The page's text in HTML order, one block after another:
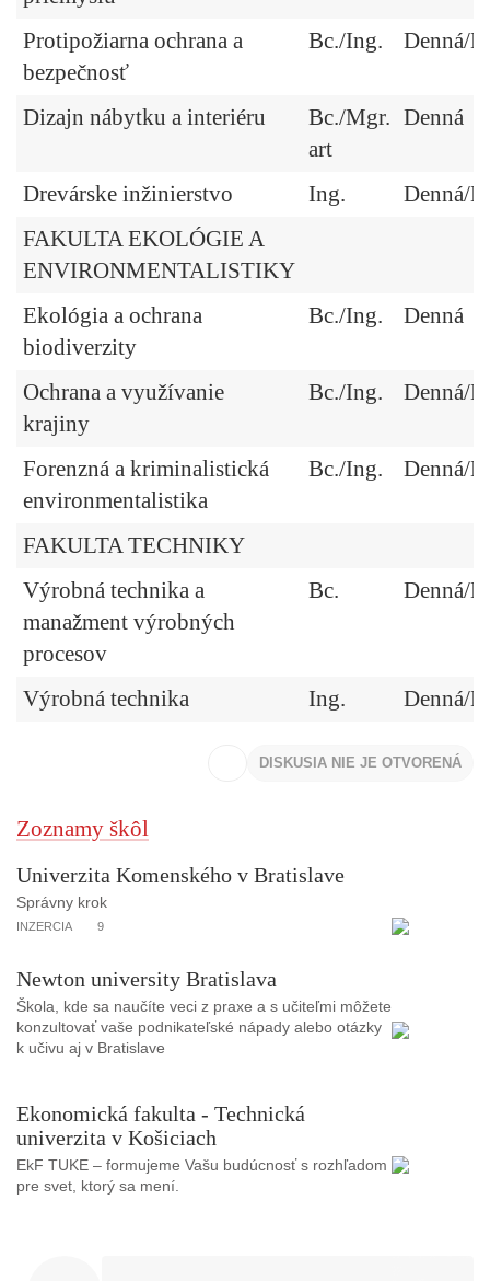
Protipožiarna ochrana a
bezpečnosť
Bc./Ing. Denná/
Dizajn nábytku a interiéru
Bc./Mgr.
art
Denná
Drevárske inžinierstvo Ing.
Denná/
FAKULTA EKOLÓGIE A
ENVIRONMENTALISTIKY
Ekológia a ochrana
biodiverzity
Bc./Ing. Denná
Ochrana a využívanie
krajiny
Bc./Ing. Denná/
Forenzná a kriminalistická
environmentalistika
Bc./Ing. Denná/
FAKULTA TECHNIKY
Výrobná technika a
manažment výrobných
procesov
Bc. Denná/
Výrobná technika Ing. Denná/
DISKUSIA NIE JE OTVORENÁ
Zoznamy škôl
Univerzita Komenského v Bratislave
Správny krok
INZERCIA 9
Newton university Bratislava
Škola, kde sa naučíte veci z praxe a s učiteľmi môžete
konzultovať vaše podnikateľské nápady alebo otázky
k učivu aj v Bratislave
Ekonomická fakulta - Technická
univerzita v Košiciach
EkF TUKE – formujeme Vašu budúcnosť s rozhľadom
pre svet, ktorý sa mení.